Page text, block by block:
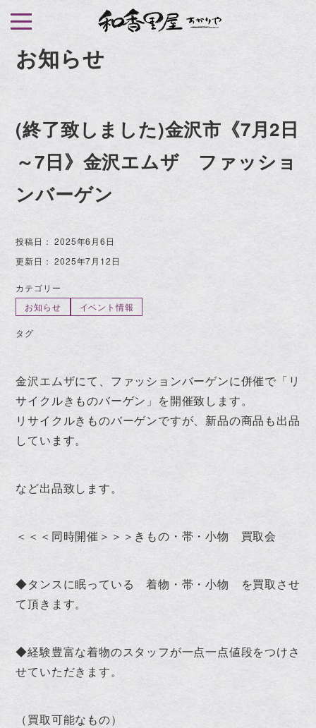
お知らせ
(終了致しました)金沢市《7月2日
～7日》金沢エムザ ファッショ
ンバーゲン
投稿日： 2025年6月6日
更新日： 2025年7月12日
カテゴリー
お知らせ
イベント情報
タグ
金沢エムザにて、ファッションバーゲンに併催で「リ
サイクルきものバーゲン」を開催致します。
リサイクルきものバーゲンですが、新品の商品も出品
しています。
など出品致します。
＜＜＜同時開催＞＞＞きもの・帯・小物 買取会
◆タンスに眠っている 着物・帯・小物 を買取させ
て頂きます。
◆経験豊富な着物のスタッフが一点一点値段をつけさ
せていただきます。
（買取可能なもの）